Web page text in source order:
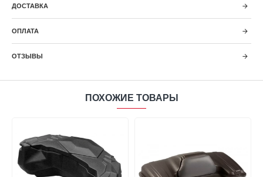
ДОСТАВКА
ОПЛАТА
ОТЗЫВЫ
ПОХОЖИЕ ТОВАРЫ